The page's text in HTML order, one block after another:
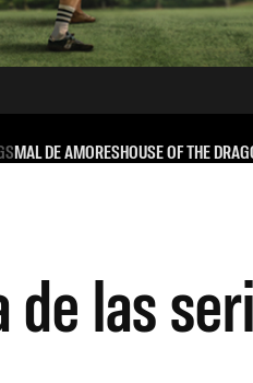
MAL DE AMORESHOUSE OF THE
las